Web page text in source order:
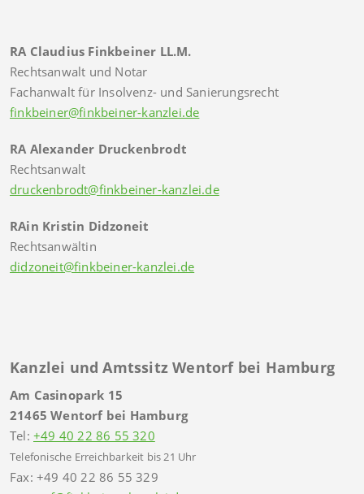
RA Claudius Finkbeiner LL.M.
Rechtsanwalt und Notar
Fachanwalt für Insolvenz- und Sanierungsrecht
finkbeiner@finkbeiner-kanzlei.de
RA Alexander Druckenbrodt
Rechtsanwalt
druckenbrodt@finkbeiner-kanzlei.de
RAin Kristin Didzoneit
Rechtsanwältin
didzoneit@finkbeiner-kanzlei.de
Kanzlei und Amtssitz Wentorf bei Hamburg
Am Casinopark 15
21465 Wentorf bei Hamburg
Tel: +49 40 22 86 55 320
Telefonische Erreichbarkeit bis 21 Uhr
Fax: +49 40 22 86 55 329